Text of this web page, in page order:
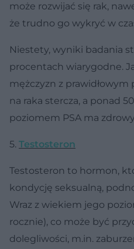
może rozwijać się rak,
że trudno go wykryć w
Niestety, wyniki badania
procentach wiarygodne.
mężczyzn z
na raka stercza, a ponad
poziomem PSA ma
5. Testosteron
Testosteron to hormon,
kondycję seksualną,
Wraz z wiekiem jego
rocznie), co może być
dolegliwości, m.in.